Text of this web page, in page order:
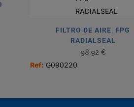
FILTRO DE AIRE, FPG
RADIALSEAL
98,92 €
Ref: G090220